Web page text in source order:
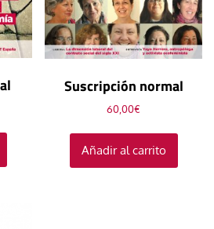
Suscripción normal
60,00€
Añadir al carrito